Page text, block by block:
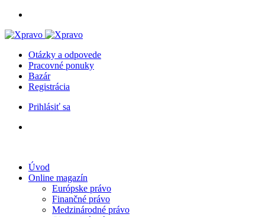
Otázky a odpovede
Pracovné ponuky
Bazár
Registrácia
Prihlásiť sa
Úvod
Online magazín
Európske právo
Finančné právo
Medzinárodné právo